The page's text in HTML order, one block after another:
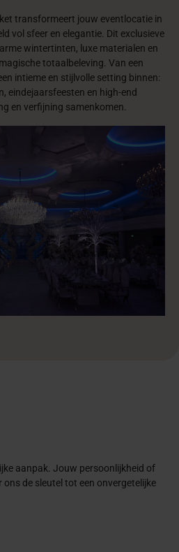
transformeert jouw eventlocatie in
vol sfeer en elegantie. Dit exclusieve
wintertinten, luxe materialen en
totaalbeleving. Van een
intieme en stijlvolle setting binnen:
eindejaarsfeesten en high-end
en verfijning samenkomen.
aanpak. Jouw persoonlijkheid of
de sleutel tot een onvergetelijke